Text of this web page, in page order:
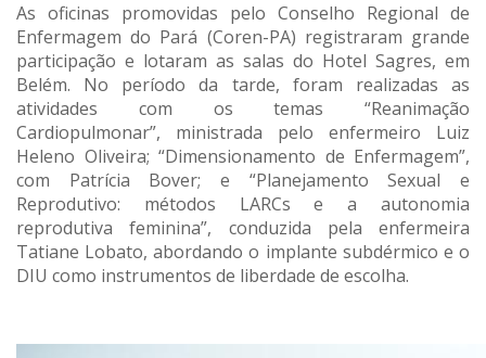
As oficinas promovidas pelo Conselho Regional de
Enfermagem do Pará (Coren-PA) registraram grande
participação e lotaram as salas do Hotel Sagres, em
Belém. No período da tarde, foram realizadas as
atividades com os temas “Reanimação
Cardiopulmonar”, ministrada pelo enfermeiro Luiz
Heleno Oliveira; “Dimensionamento de Enfermagem”,
com Patrícia Bover; e “Planejamento Sexual e
Reprodutivo: métodos LARCs e a autonomia
reprodutiva feminina”, conduzida pela enfermeira
Tatiane Lobato, abordando o implante subdérmico e o
DIU como instrumentos de liberdade de escolha.